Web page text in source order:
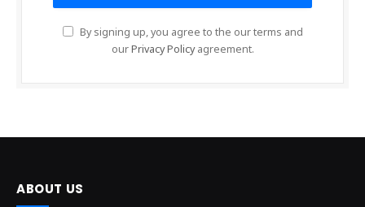
By signing up, you agree to the our terms and
ourPrivacy Policyagreement.
ABOUT US